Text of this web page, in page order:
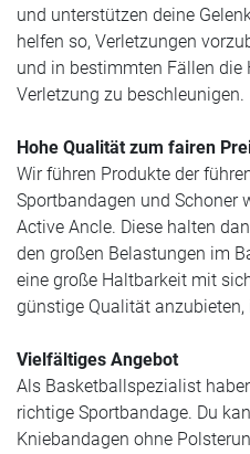
und unterstützen deine
helfen so, Verletzungen
und in bestimmten Fällen die
Verletzung zu beschleunigen.
Hohe Qualität zum fairen
Wir führen Produkte der
Sportbandagen und Schoner
Active Ancle. Diese halten
den großen Belastungen im
eine große Haltbarkeit mit
günstige Qualität
Vielfältiges Angebot
Als Basketballspezialist
richtige Sportbandage. Du
Kniebandagen ohne